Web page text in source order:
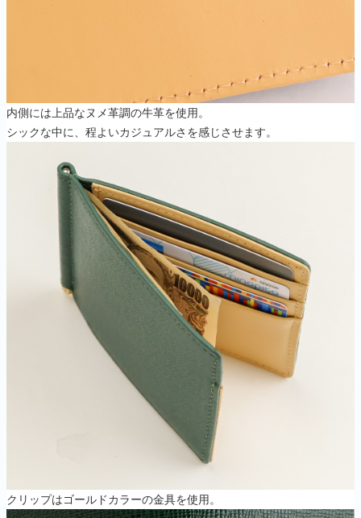
内側には上品なヌメ革調の牛革を使用。
シックな中に、程よいカジュアルさを感じさせます。
クリップはゴールドカラーの金具を使用。